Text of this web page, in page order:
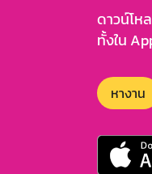
ดาวน์โห
ทั้งใน
หางาน